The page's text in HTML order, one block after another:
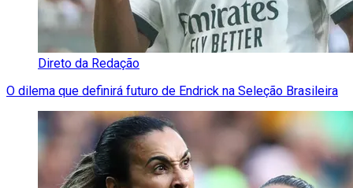
Direto da Redação
O dilema que definirá futuro de Endrick na Seleção Brasileira